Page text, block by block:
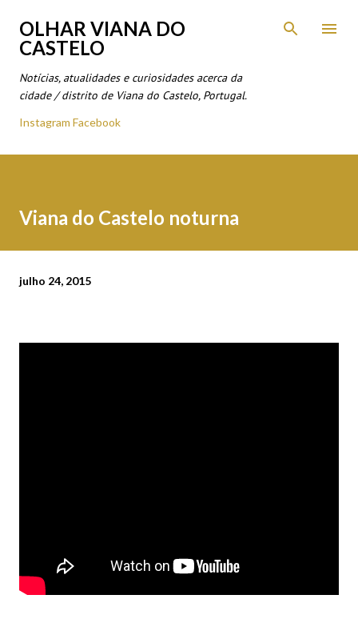
Avançar para o conteúdo principal
OLHAR VIANA DO
CASTELO
Notícias, atualidades e curiosidades acerca da
cidade / distrito de Viana do Castelo, Portugal.
Instagram Facebook
Viana do Castelo noturna
julho 24, 2015